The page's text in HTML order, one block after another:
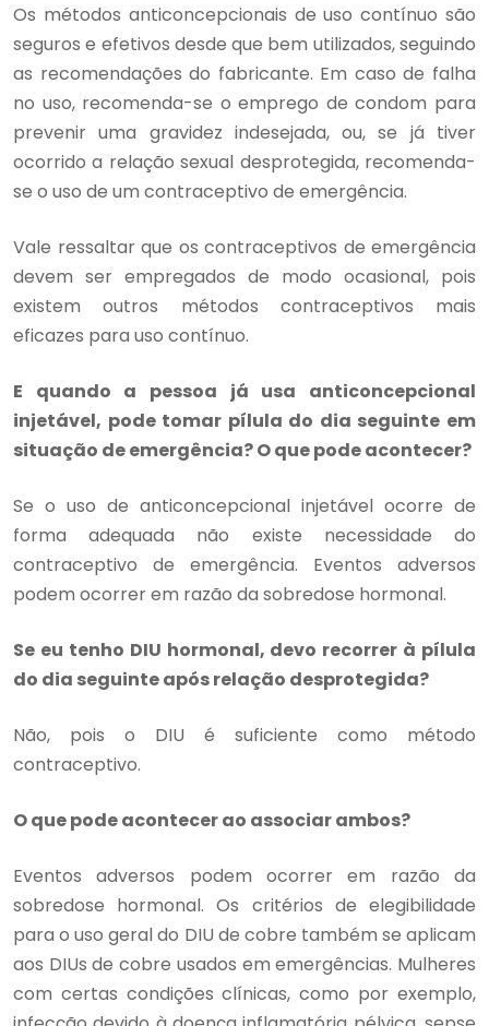
Os métodos anticoncepcionais de uso contínuo são
seguros e efetivos desde que bem utilizados, seguindo
as recomendações do fabricante. Em caso de falha
no uso, recomenda-se o emprego de condom para
prevenir uma gravidez indesejada, ou, se já tiver
ocorrido a relação sexual desprotegida, recomenda-
se o uso de um contraceptivo de emergência.
Vale ressaltar que os contraceptivos de emergência
devem ser empregados de modo ocasional, pois
existem outros métodos contraceptivos mais
eficazes para uso contínuo.
E quando a pessoa já usa anticoncepcional
injetável, pode tomar pílula do dia seguinte em
situação de emergência? O que pode acontecer?
Se o uso de anticoncepcional injetável ocorre de
forma adequada não existe necessidade do
contraceptivo de emergência. Eventos adversos
podem ocorrer em razão da sobredose hormonal.
Se eu tenho DIU hormonal, devo recorrer à pílula
do dia seguinte após relação desprotegida?
Não, pois o DIU é suficiente como método
contraceptivo.
O que pode acontecer ao associar ambos?
Eventos adversos podem ocorrer em razão da
sobredose hormonal. Os critérios de elegibilidade
para o uso geral do DIU de cobre também se aplicam
aos DIUs de cobre usados em emergências. Mulheres
com certas condições clínicas, como por exemplo,